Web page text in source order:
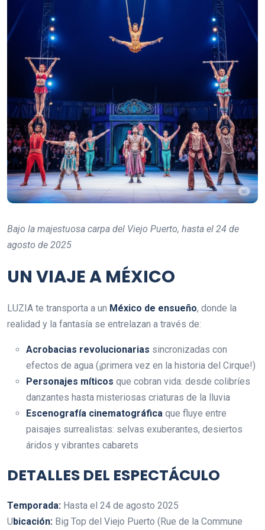
Bajo la majestuosa carpa del Viejo Puerto, hasta el 24 de
agosto de 2025
UN VIAJE A MÉXICO
LUZIA te transporta a un México de ensueño, donde la
realidad y la fantasía se entrelazan a través de:
Acrobacias revolucionarias sincronizadas con
efectos de agua (¡primera vez en la historia del Cirque!)
Personajes míticos que cobran vida: desde colibríes
danzantes hasta misteriosas criaturas de la lluvia
Escenografía cinematográfica que fluye entre
paisajes surrealistas: selvas exuberantes, desiertos
áridos y vibrantes cabarets
DETALLES DEL ESPECTÁCULO
Temporada: Hasta el 24 de agosto 2025
Ubicación: Big Top del Viejo Puerto (Rue de la Commune